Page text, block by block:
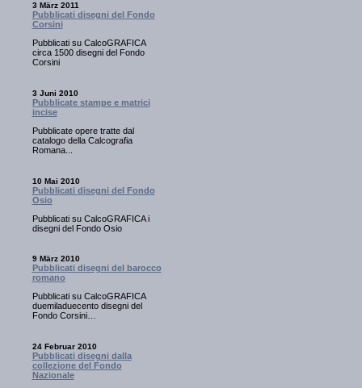
3 März 2011
Pubblicati disegni del Fondo
Corsini
Pubblicati su CalcoGRAFICA
circa 1500 disegni del Fondo
Corsini
3 Juni 2010
Pubblicate stampe e matrici
incise
Pubblicate opere tratte dal
catalogo della Calcografia
Romana...
10 Mai 2010
Pubblicati disegni del Fondo
Osio
Pubblicati su CalcoGRAFICA i
disegni del Fondo Osio
9 März 2010
Pubblicati disegni del barocco
romano
Pubblicati su CalcoGRAFICA
duemiladuecento disegni del
Fondo Corsini…
24 Februar 2010
Pubblicati disegni dalla
collezione del Fondo
Nazionale